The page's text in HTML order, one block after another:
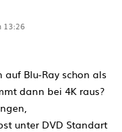
13:26
Blu-Ray schon als
dann bei 4K raus?
unter DVD Standart